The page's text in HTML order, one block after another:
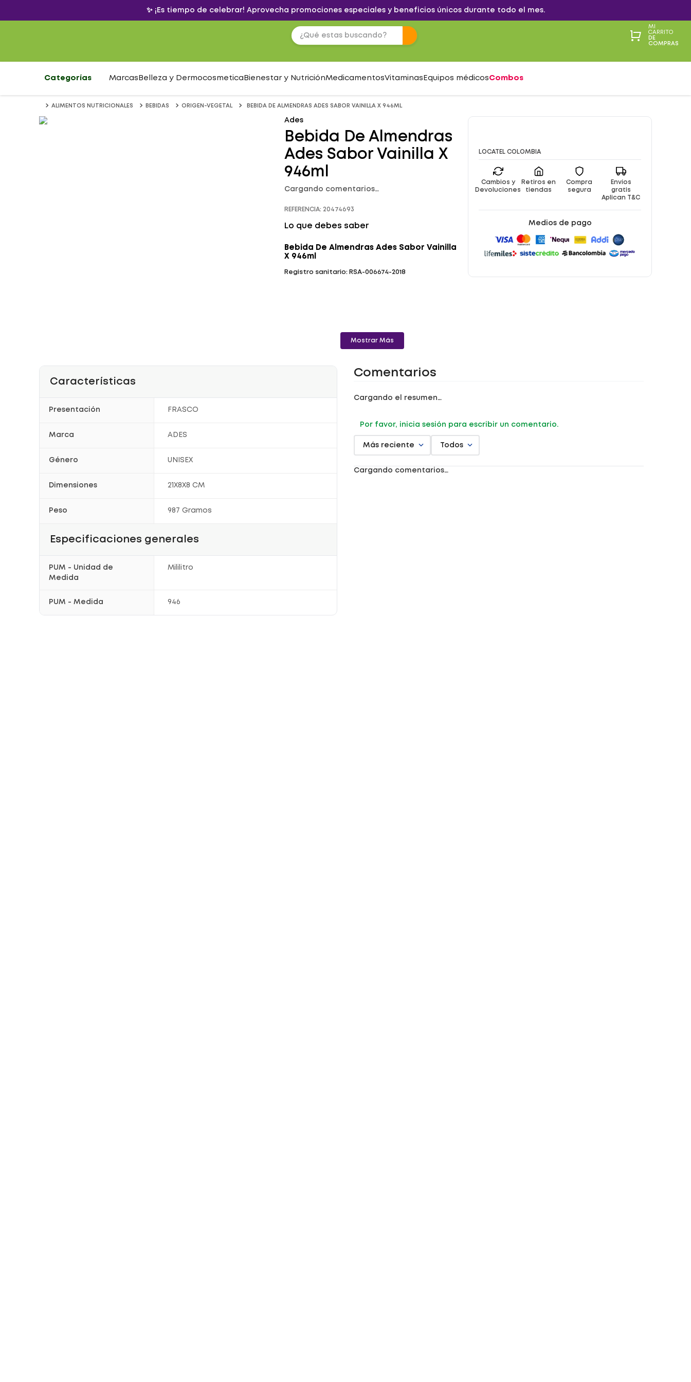
✨ ¡Es tiempo de celebrar! Aprovecha promociones especiales y beneficios únicos durante todo el mes.
MI
CARRITO
DE
COMPRAS
Categorías Marcas Belleza y Dermocosmetica Bienestar y NutriciónMedicamentosVitaminas Equipos médicosCombos
ALIMENTOS NUTRICIONALES BEBIDAS ORIGEN-VEGETAL BEBIDA DE ALMENDRAS ADES SABOR VAINILLA X 946ML
Ades
Bebida De Almendras
Ades Sabor Vainilla X
946ml
Cargando comentarios…
REFERENCIA: 20474693
Lo que debes saber
Bebida De Almendras Ades Sabor Vainilla
X 946ml
Registro sanitario: RSA-006674-2018
Mostrar Más
LOCATEL COLOMBIA
Cambios y
Devoluciones
Retiros en
tiendas
Compra
segura
Envíos
gratis
Aplican T&C
Medios de pago
Características
Presentación FRASCO
Marca ADES
Género UNISEX
Dimensiones 21X8X8 CM
Peso 987 Gramos
Especificaciones generales
PUM - Unidad de
Medida
Mililitro
PUM - Medida 946
Comentarios
Cargando el resumen…
Por favor, inicia sesión para escribir un comentario.
Más reciente Todos
Cargando comentarios…